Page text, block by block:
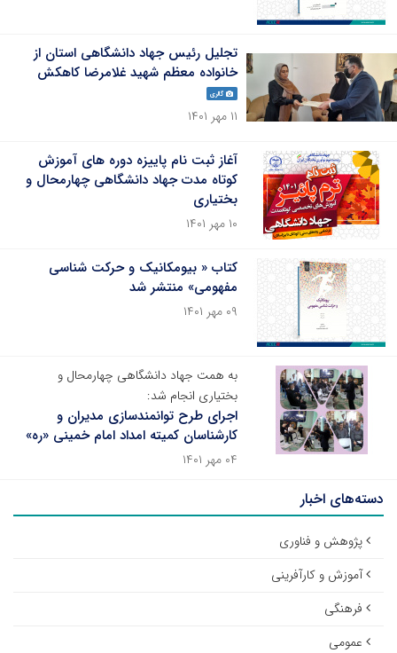
تجلیل رئیس جهاد دانشگاهی استان از
خانواده معظم شهید غلامرضا کاهکش
گالری
۱۱ مهر ۱۴۰۱
آغاز ثبت نام پاییزه دوره های آموزش
کوتاه مدت جهاد دانشگاهی چهارمحال و
بختیاری
۱۰ مهر ۱۴۰۱
کتاب « بیومکانیک و حرکت شناسی
مفهومی» منتشر شد
۰۹ مهر ۱۴۰۱
به همت جهاد دانشگاهی چهارمحال و
بختیاری انجام شد:
اجرای طرح توانمندسازی مدیران و
کارشناسان کمیته امداد امام خمینی «ره»
۰۴ مهر ۱۴۰۱
دسته‌های اخبار
پژوهش و فناوری
آموزش و کارآفرینی
فرهنگی
عمومی